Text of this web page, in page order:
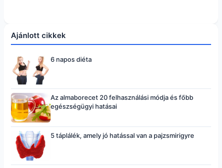
Ajánlott cikkek
6 napos diéta
Az almaborecet 20 felhasználási módja és főbb
egészségügyi hatásai
5 táplálék, amely jó hatással van a pajzsmirigyre